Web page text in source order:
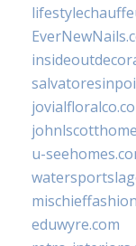
u-
eduwyre.com